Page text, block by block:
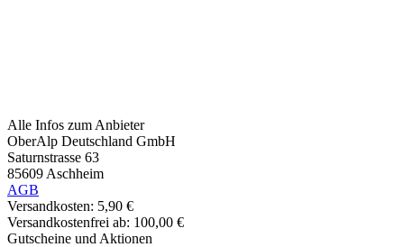
Alle Infos zum Anbieter
OberAlp Deutschland GmbH
Saturnstrasse 63
85609 Aschheim
AGB
Versandkosten: 5,90 €
Versandkostenfrei ab: 100,00 €
Gutscheine und Aktionen